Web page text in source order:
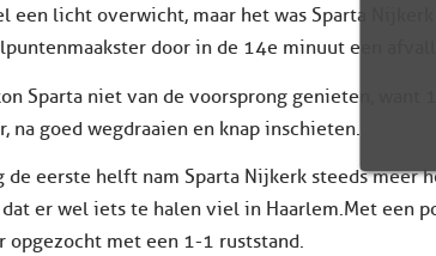
een licht overwicht, maar het was Sparta
door in de 14e minuut een
Sparta niet van de voorsprong genieten, want
na goed wegdraaien en knap inschieten.
de eerste helft nam Sparta Nijkerk steeds meer
er wel iets te halen viel in Haarlem. Met een
opgezocht met een 1-1 ruststand.